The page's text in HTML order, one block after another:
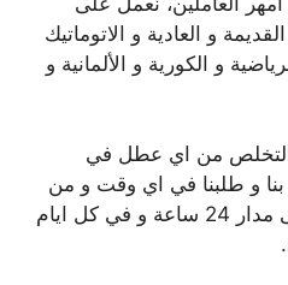
و العادية و الاتوماتيك
و الكورية و الألمانية و
التخلص من اي عطل في
بنا و طلبنا في اي وقت و من
اي منطقة في الكويت على مدار 24 ساعة و في كل ايام